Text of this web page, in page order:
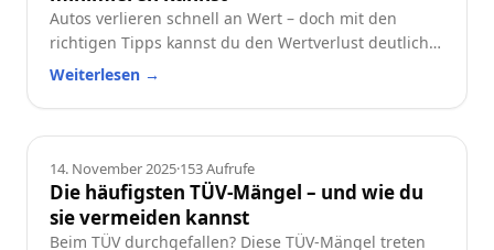
Autos verlieren schnell an Wert – doch mit den
richtigen Tipps kannst du den Wertverlust deutlich
reduzieren. Erfahre, welche Faktoren besonders
wertstabil hältst.
Weiterlesen →
Ratgeber
14. November 2025·153Aufrufe
Die häufigsten TÜV-Mängel – und wie du
sie vermeiden kannst
Beim TÜV durchgefallen? Diese TÜV-Mängel treten